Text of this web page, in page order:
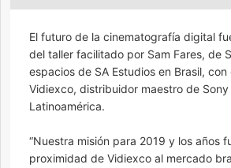
El futuro de la cinematografía digital
del taller facilitado por Sam Fares, de
espacios de SA Estudios en Brasil,
Vidiexco, distribuidor maestro de
Latinoamérica.
“Nuestra misión para 2019 y los años
proximidad de Vidiexco al mercado